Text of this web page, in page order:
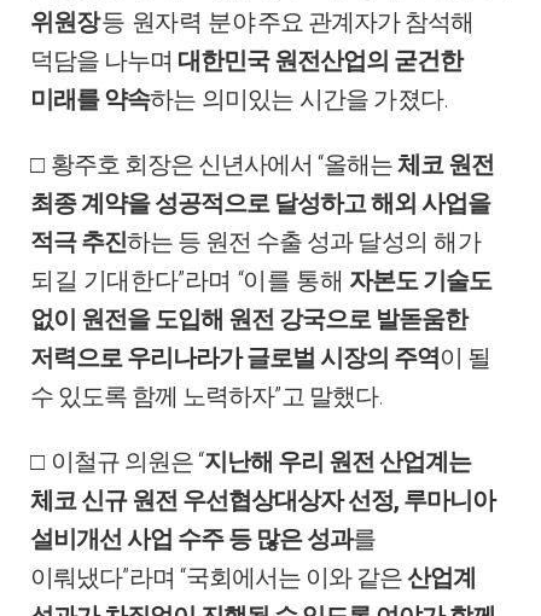
위원장등 원자력 분야주요 관계자가 참석해
덕담을 나누며 대한민국 원전산업의 굳건한
미 래를 약속하는 의미있는 시간을 가졌다.
□ 황주호 회장은 신년사에서 “올해는체코 원전
최종 계약을 성공적으로 달성하고 해외 사업을
적극 추진하는 등 원전 수출 성과 달성의 해가
되길 기대한다”라며 “이를 통해 자본도 기술도
없이 원전을 도입해 원전 강국으로 발돋움한
저력으로 우리나라가 글로벌 시장의 주역이 될
수 있도록 함께 노력하자”고 말했다.
□ 이철규 의원은“지난해 우리 원전 산업계는
체코 신규 원전 우선협상대상자 선정, 루마니아
설비개선 사업 수주 등 많은 성과를
이뤄냈다”라며 “국회에서는 이와 같은산업계